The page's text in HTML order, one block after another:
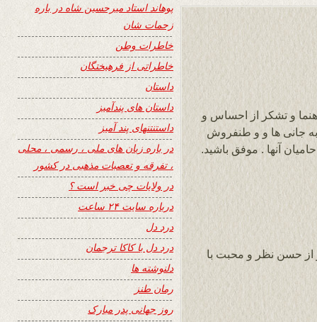
و تشکر از احساس و
جانی ها و و طنفروش
آنها . موفق باشید.
از حسن نظر و محبت با
پوهاند استاد میرحسین شاه در باره
زحمات شان
خاطرات وطن
خاطراتی از فرهیختگان
داستان
داستان های پندآمیز
داستنتنهای پند آمیز
در باره زبان های ملی ، رسمی ، محلی
، تفرقه و تعصبات مذهبی در کشور
در ولایات چی خبر است ؟
درباره سایت ۲۴ ساعت
درد دل
درد دل با کاکا ترجمان
دلنوشته ها
رمان طنز
روز جهانی پدر مبارک